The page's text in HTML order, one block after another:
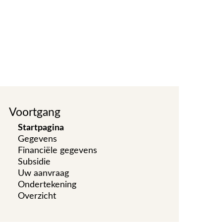
Voortgang
Startpagina
Gegevens
Financiële gegevens
Subsidie
Uw aanvraag
Ondertekening
Overzicht